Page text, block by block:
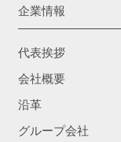
企業情報
代表挨拶
会社概要
沿革
グループ会社